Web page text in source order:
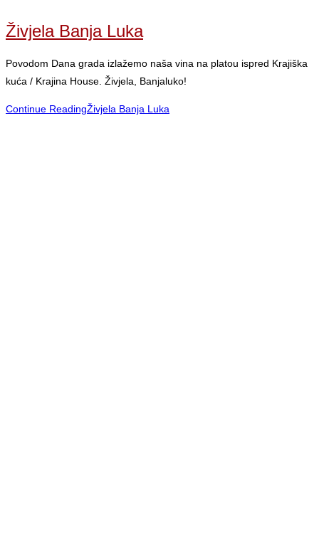
Živjela Banja Luka
Povodom Dana grada izlažemo naša vina na platou ispred Krajiška
kuća / Krajina House. Živjela, Banjaluko!
Continue ReadingŽivjela Banja Luka